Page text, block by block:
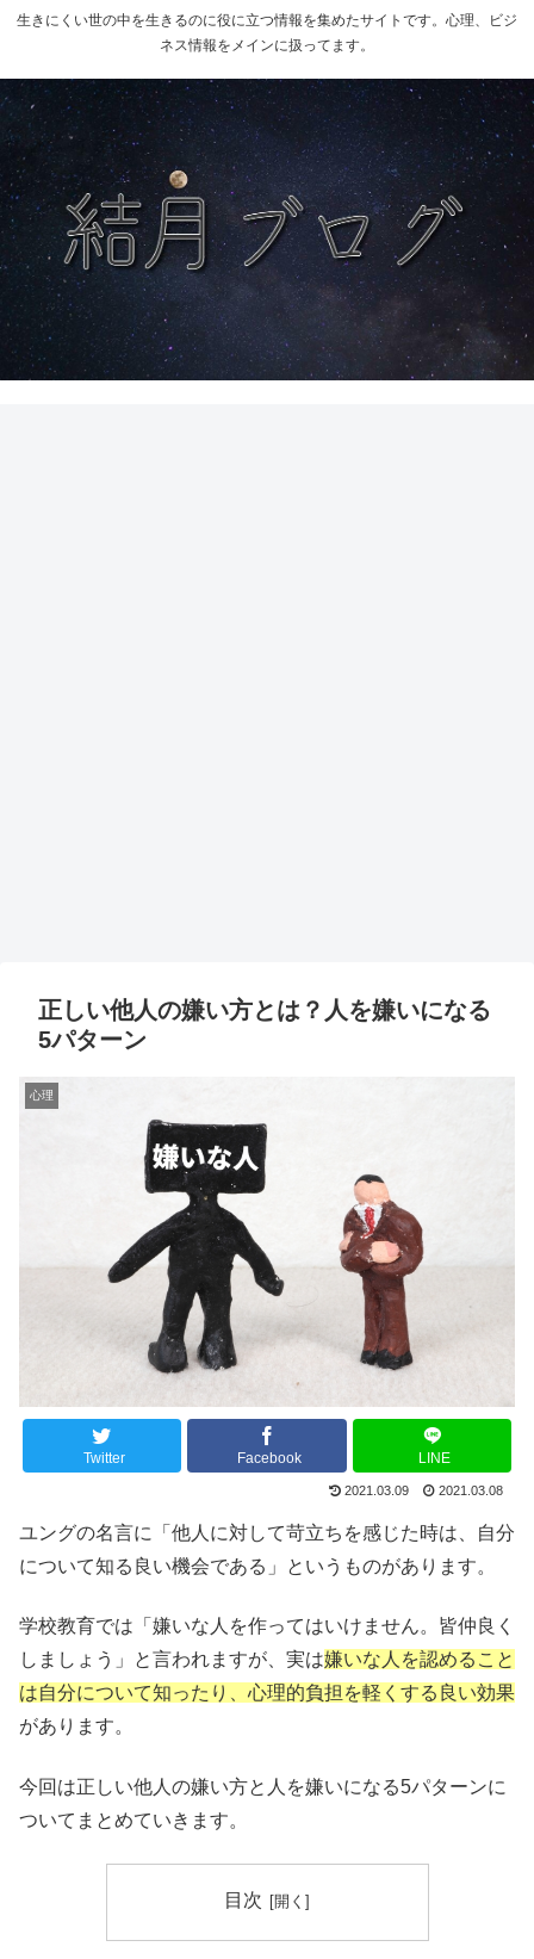
生きにくい世の中を生きるのに役に立つ情報を集めたサイトです。心理、ビジ
ネス情報をメインに扱ってます。
正しい他人の嫌い方とは？人を嫌いになる
5パターン
心理
Twitter Facebook LINE
2021.03.09 2021.03.08
ユングの名言に「他人に対して苛立ちを感じた時は、自分
について知る良い機会である」というものがあります。
学校教育では「嫌いな人を作ってはいけません。皆仲良く
しましょう」と言われますが、実は嫌いな人を認めること
は自分について知ったり、心理的負担を軽くする良い効果
があります。
今回は正しい他人の嫌い方と人を嫌いになる5パターンに
ついてまとめていきます。
目次